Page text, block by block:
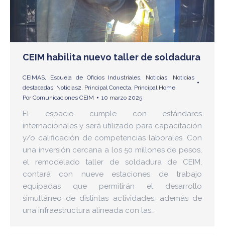
CEIM habilita nuevo taller de soldadura
CEIMAS, Escuela de Oficios Industriales, Noticias, Noticias
destacadas, Noticias2, Principal Conecta, Principal Home
PorComunicaciones CEIM 10 marzo 2025
El espacio cumple con estándares
internacionales y será utilizado para capacitación
y/o calificación de competencias laborales. Con
una inversión cercana a los 50 millones de pesos,
el remodelado taller de soldadura de CEIM,
contará con nueve estaciones de trabajo
equipadas que permitirán el desarrollo
simultáneo de distintas actividades, además de
una infraestructura alineada con las…